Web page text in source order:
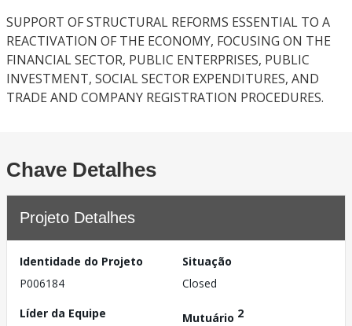
SUPPORT OF STRUCTURAL REFORMS ESSENTIAL TO A
REACTIVATION OF THE ECONOMY, FOCUSING ON THE
FINANCIAL SECTOR, PUBLIC ENTERPRISES, PUBLIC
INVESTMENT, SOCIAL SECTOR EXPENDITURES, AND
TRADE AND COMPANY REGISTRATION PROCEDURES.
Chave Detalhes
Projeto Detalhes
Identidade do Projeto
P006184
Situação
Closed
Líder da Equipe
Mutuário 2